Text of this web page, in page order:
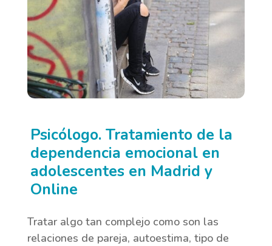
Psicólogo. Tratamiento de la
dependencia emocional en
adolescentes en Madrid y
Online
Tratar algo tan complejo como son las
relaciones de pareja, autoestima, tipo de